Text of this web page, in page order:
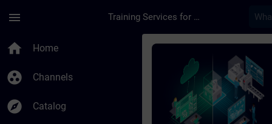
menu Training Services for Digital Industries
home Home
group_work Channels
explore Catalog
Course -